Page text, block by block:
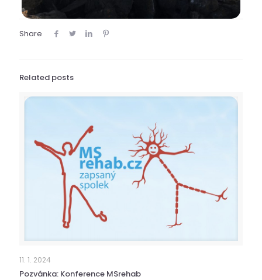
Share
Related posts
11. 1. 2024
Pozvánka: Konference MSrehab